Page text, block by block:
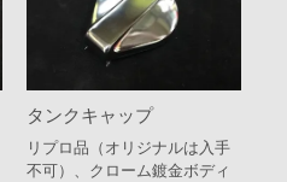
タンクキャップ
リプロ品（オリジナルは入手
不可）、クローム鍍金ボディ